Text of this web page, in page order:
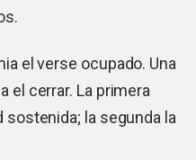
el verse ocupado. Una
el cerrar. La primera
la segunda la